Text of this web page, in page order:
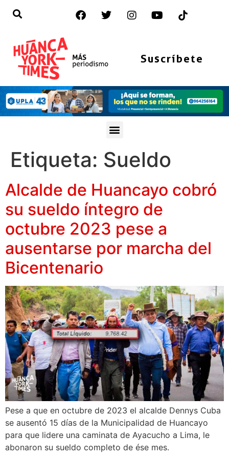
Suscríbete
Etiqueta: Sueldo
Alcalde de Huancayo cobró
su sueldo íntegro de
octubre 2023 pese a
ausentarse por marcha del
Bicentenario
Pese a que en octubre de 2023 el alcalde Dennys Cuba
se ausentó 15 días de la Municipalidad de Huancayo
para que lidere una caminata de Ayacucho a Lima, le
abonaron su sueldo completo de ése mes.